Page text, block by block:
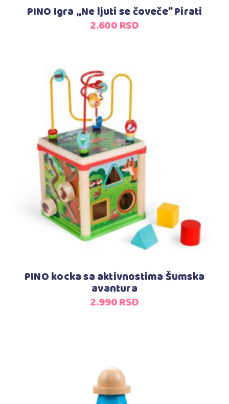
PINO Igra ‚‚Ne ljuti se čoveče” Pirati
2.600RSD
Dodaj u korpu
PINO kocka sa aktivnostima Šumska
avantura
2.990RSD